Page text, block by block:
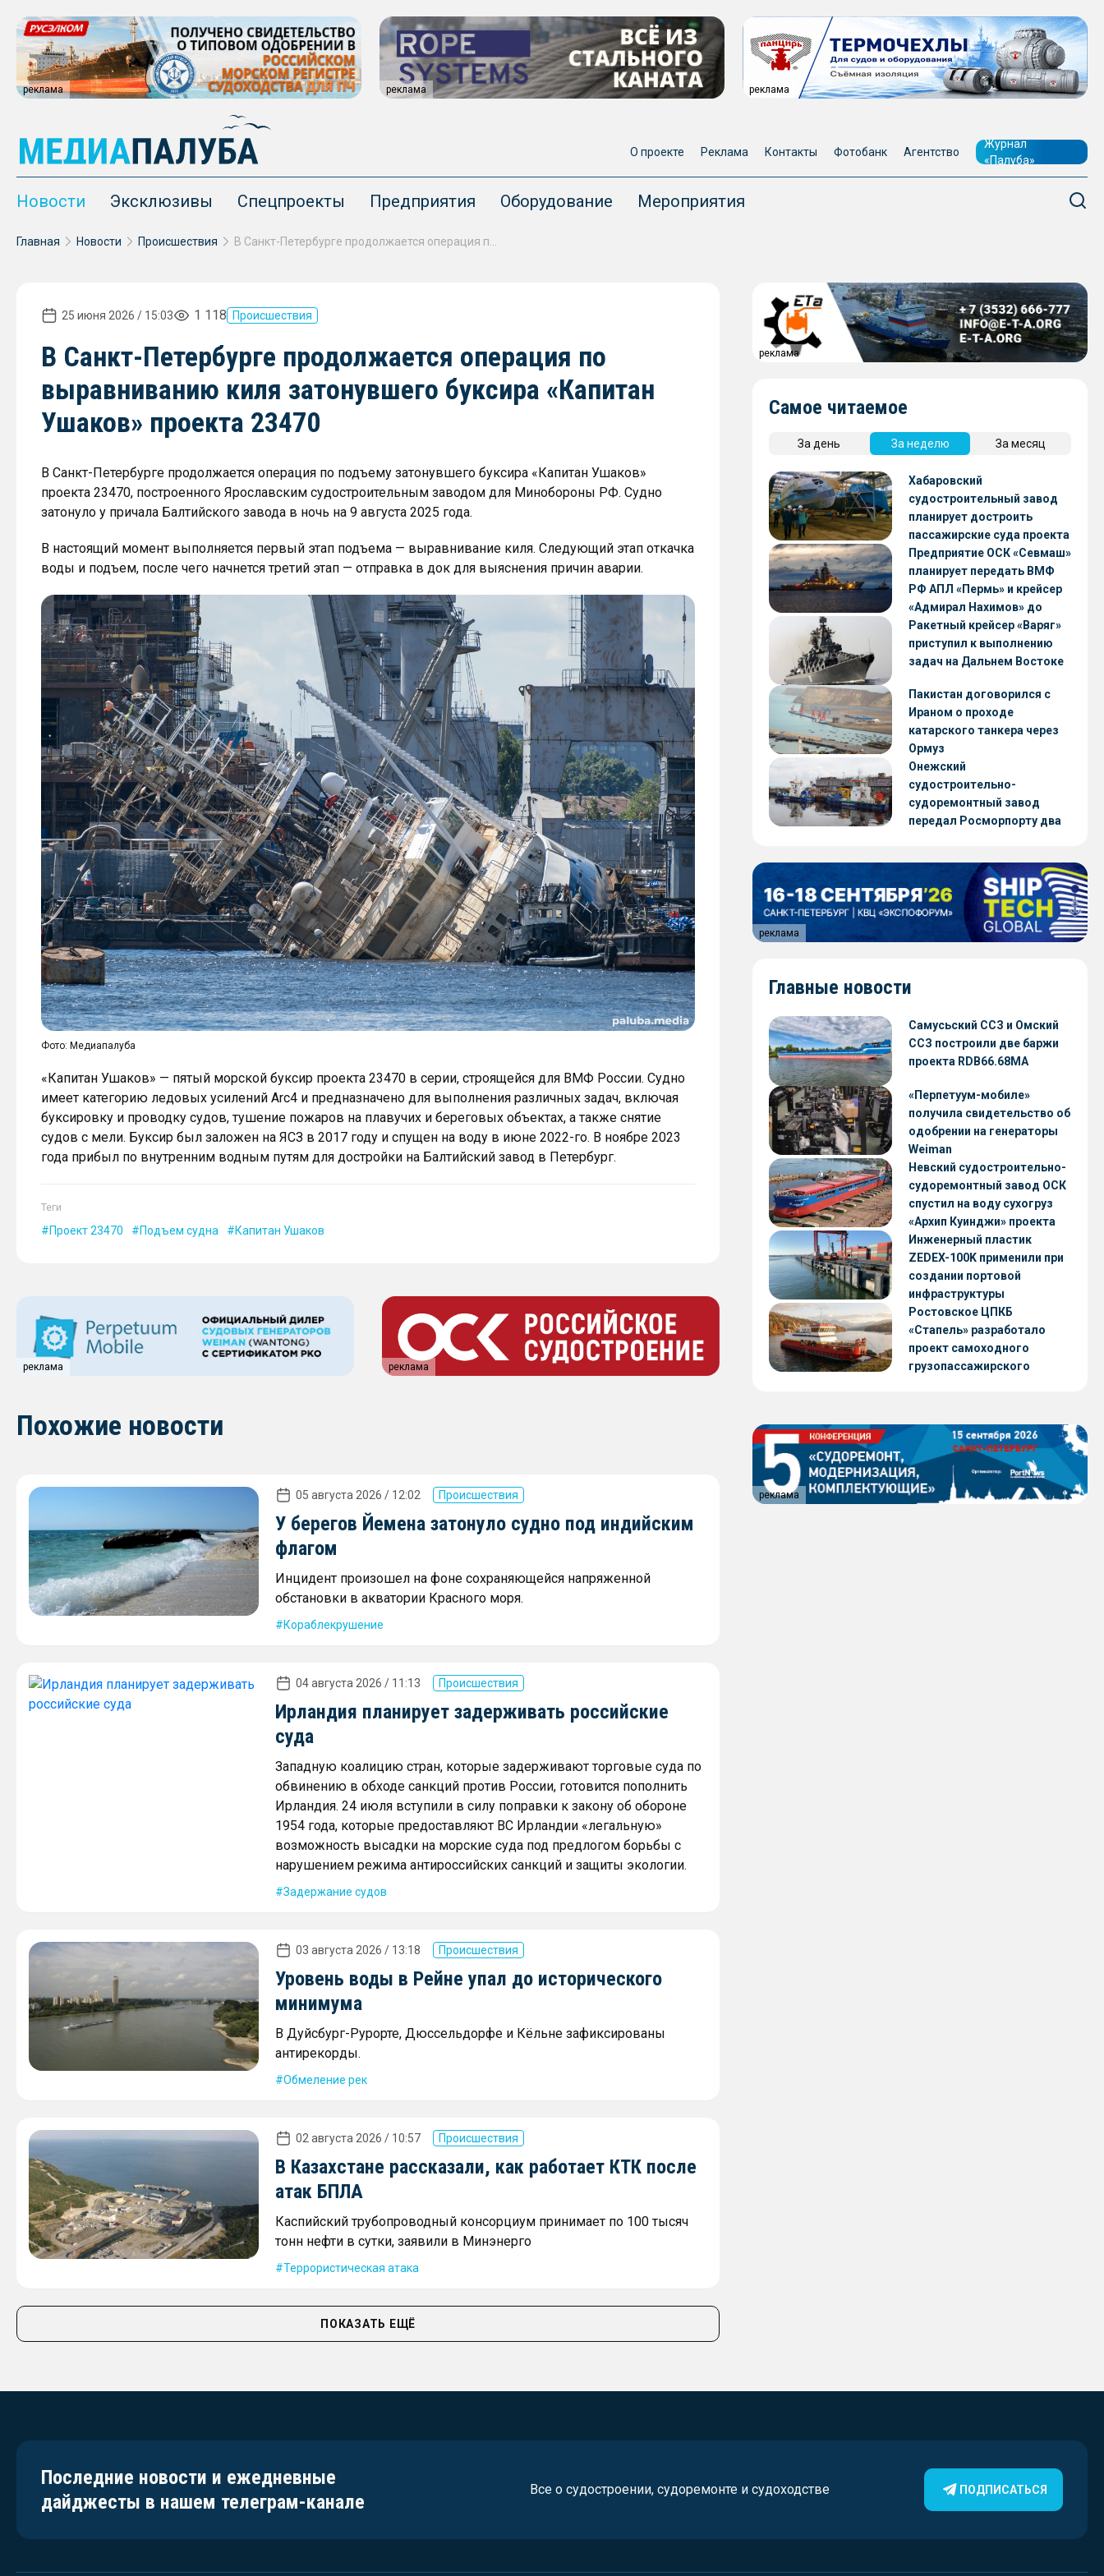
реклама реклама реклама
О проекте Реклама Контакты Фотобанк Агентство
Журнал
«Палуба»
Новости Эксклюзивы Спецпроекты Предприятия Оборудование Мероприятия
Главная Новости Происшествия
25 июня 2026 / 15:03 1 118 Происшествия
В Санкт-Петербурге продолжается операция по
выравниванию киля затонувшего буксира «Капитан
Ушаков» проекта 23470
В Санкт-Петербурге продолжается операция по подъему затонувшего буксира «Капитан Ушаков»
проекта 23470, построенного Ярославским судостроительным заводом для Минобороны РФ. Судно
затонуло у причала Балтийского завода в ночь на 9 августа 2025 года.
В настоящий момент выполняется первый этап подъема — выравнивание киля. Следующий этап откачка
воды и подъем, после чего начнется третий этап — отправка в док для выяснения причин аварии.
Фото: Медиапалуба
«Капитан Ушаков» — пятый морской буксир проекта 23470 в серии, строящейся для ВМФ России. Судно
имеет категорию ледовых усилений Arc4 и предназначено для выполнения различных задач, включая
буксировку и проводку судов, тушение пожаров на плавучих и береговых объектах, а также снятие
судов с мели. Буксир был заложен на ЯСЗ в 2017 году и спущен на воду в июне 2022-го. В ноябре 2023
года прибыл по внутренним водным путям для достройки на Балтийский завод в Петербург.
Теги
Проект 23470 Подъем судна Капитан Ушаков
реклама реклама
Похожие новости
05 августа 2026 / 12:02 Происшествия
У берегов Йемена затонуло судно под индийским
флагом
Инцидент произошел на фоне сохраняющейся напряженной
обстановки в акватории Красного моря.
Кораблекрушение
04 августа 2026 / 11:13 Происшествия
Ирландия планирует задерживать российские
суда
Западную коалицию стран, которые задерживают торговые суда по
обвинению в обходе санкций против России, готовится пополнить
Ирландия. 24 июля вступили в силу поправки к закону об обороне
1954 года, которые предоставляют ВС Ирландии «легальную»
возможность высадки на морские суда под предлогом борьбы с
нарушением режима антироссийских санкций и защиты экологии.
Задержание судов
03 августа 2026 / 13:18 Происшествия
Уровень воды в Рейне упал до исторического
минимума
В Дуйсбург-Рурорте, Дюссельдорфе и Кёльне зафиксированы
антирекорды.
Обмеление рек
02 августа 2026 / 10:57 Происшествия
В Казахстане рассказали, как работает КТК после
атак БПЛА
Каспийский трубопроводный консорциум принимает по 100 тысяч
тонн нефти в сутки, заявили в Минэнерго
Террористическая атака
ПОКАЗАТЬ ЕЩЁ
реклама
Самое читаемое
За день За неделю За месяц
Хабаровский
судостроительный завод
планирует достроить
пассажирские суда проекта
А45-2
Предприятие ОСК «Севмаш»
планирует передать ВМФ
РФ АПЛ «Пермь» и крейсер
«Адмирал Нахимов» до
конца 2026 года
Ракетный крейсер «Варяг»
приступил к выполнению
задач на Дальнем Востоке
Пакистан договорился с
Ираном о проходе
катарского танкера через
Ормуз
Онежский
судостроительно-
судоремонтный завод
передал Росморпорту два
реклама
Главные новости
Самусьский ССЗ и Омский
ССЗ построили две баржи
проекта RDB66.68МА
«Перпетуум-мобиле»
получила свидетельство об
одобрении на генераторы
Weiman
Невский судостроительно-
судоремонтный завод ОСК
спустил на воду сухогруз
«Архип Куинджи» проекта
RSD59
Инженерный пластик
ZEDEX-100K применили при
создании портовой
инфраструктуры
Ростовское ЦПКБ
«Стапель» разработало
проект самоходного
грузопассажирского
реклама
Последние новости и ежедневные
дайджесты в нашем телеграм-канале
Все о судостроении, судоремонте и судоходстве ПОДПИСАТЬСЯ